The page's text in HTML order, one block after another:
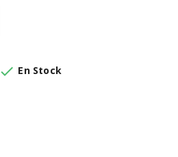
 En Stock